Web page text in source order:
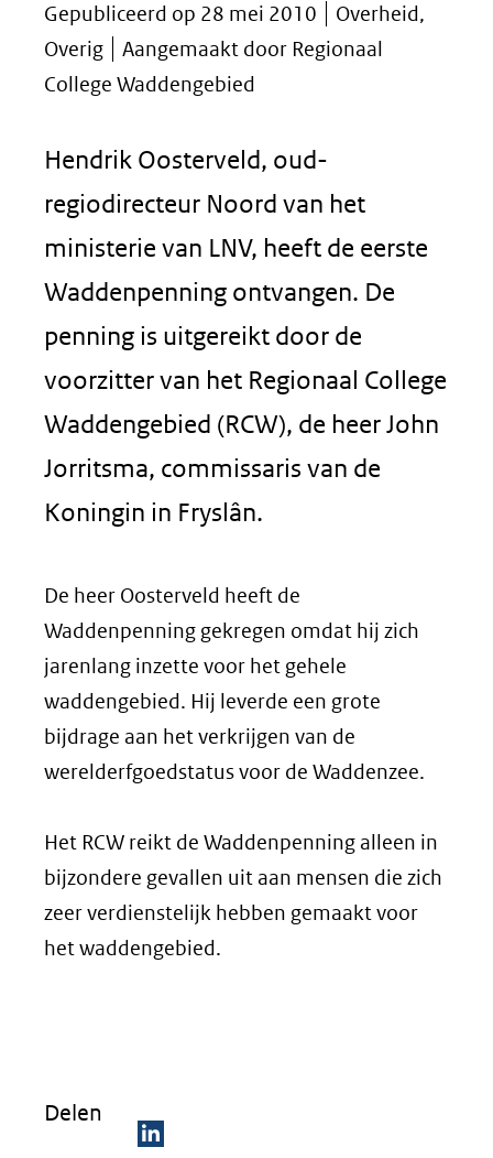
Gepubliceerd op 28 mei 2010
Overheid,
Overig
Aangemaakt door Regionaal
College Waddengebied
Hendrik Oosterveld, oud-
regiodirecteur Noord van het
ministerie van LNV, heeft de eerste
Waddenpenning ontvangen. De
penning is uitgereikt door de
voorzitter van het Regionaal College
Waddengebied (RCW), de heer John
Jorritsma, commissaris van de
Koningin in Fryslân.
De heer Oosterveld heeft de
Waddenpenning gekregen omdat hij zich
jarenlang inzette voor het gehele
waddengebied. Hij leverde een grote
bijdrage aan het verkrijgen van de
werelderfgoedstatus voor de Waddenzee.
Het RCW reikt de Waddenpenning alleen in
bijzondere gevallen uit aan mensen die zich
zeer verdienstelijk hebben gemaakt voor
het waddengebied.
Delen